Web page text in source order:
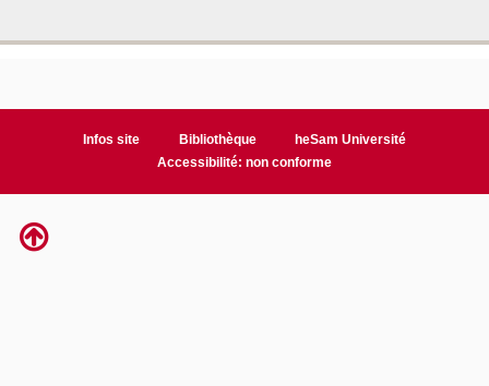
Infos site Bibliothèque
heSam Université
Accessibilité: non conforme